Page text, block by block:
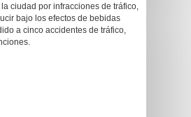
ciudad por infracciones de tráfico,
bajo los efectos de bebidas
a cinco accidentes de tráfico,